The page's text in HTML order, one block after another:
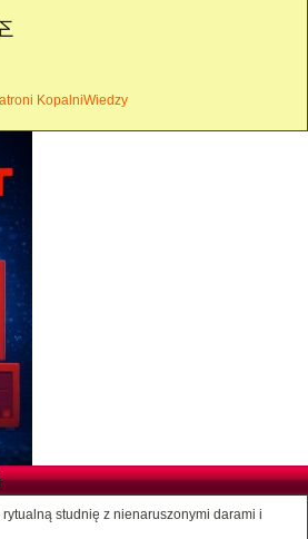
KopalniWiedzy
studnię z nienaruszonymi darami i